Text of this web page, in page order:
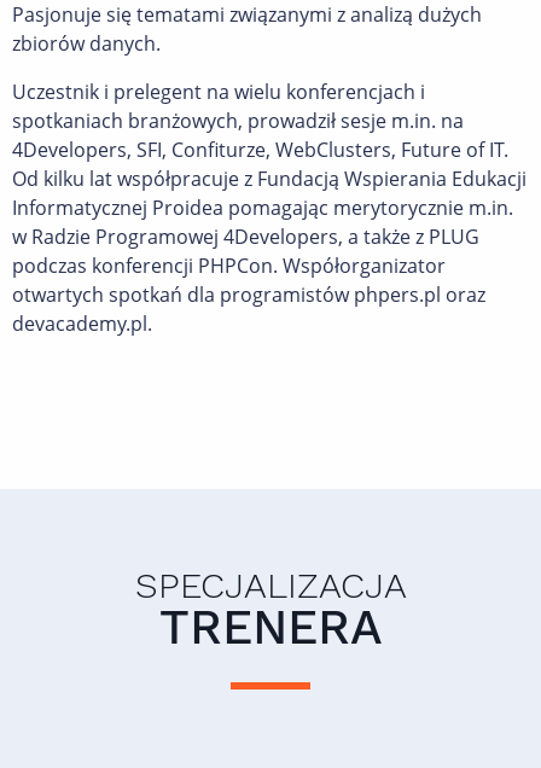
Pasjonuje się tematami związanymi z analizą dużych
zbiorów danych.
Uczestnik i prelegent na wielu konferencjach i
spotkaniach branżowych, prowadził sesje m.in. na
4Developers, SFI, Confiturze, WebClusters, Future of IT.
Od kilku lat współpracuje z Fundacją Wspierania Edukacji
Informatycznej Proidea pomagając merytorycznie m.in.
w Radzie Programowej 4Developers, a także z PLUG
podczas konferencji PHPCon. Współorganizator
otwartych spotkań dla programistów phpers.pl oraz
devacademy.pl.
SPECJALIZACJA
TRENERA